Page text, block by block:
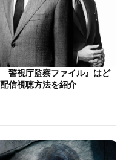
警視庁監察ファイル』はど
信視聴方法を紹介